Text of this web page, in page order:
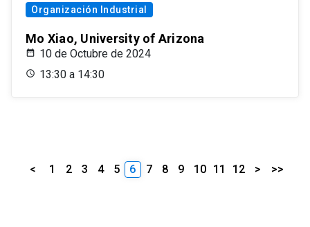
Organización Industrial
Mo Xiao, University of Arizona
10 de Octubre de 2024
13:30 a 14:30
< 1 2 3 4 5 6 7 8 9 10 11 12 > >>